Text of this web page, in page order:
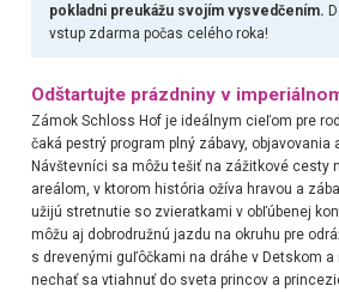
pokladni preukážu svojím vysvedčením.
vstup zdarma počas celého roka!
Odštartujte prázdniny v
Zámok Schloss Hof je ideálnym cieľom pre
čaká pestrý program plný zábavy, objavovania
Návštevníci sa môžu tešiť na zážitkové cesty
areálom, v ktorom história ožíva hravou a
užijú stretnutie so zvieratkami v obľúbenej
môžu aj dobrodružnú jazdu na okruhu pre
s drevenými guľôčkami na dráhe v Detskom
nechať sa vtiahnuť do sveta princov a